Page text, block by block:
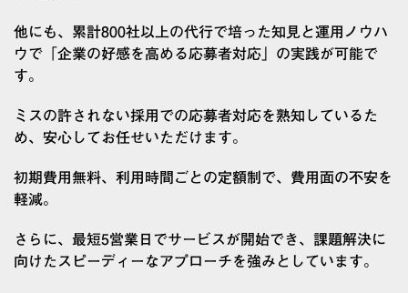
他にも、累計800社以上の代行で培った知見と運用ノウハ
ウで「企業の好感を高める応募者対応」の実践が可能で
す。
ミスの許されない採用での応募者対応を熟知しているた
め、安心してお任せいただけます。
初期費用無料、利用時間ごとの定額制で、費用面の不安を
軽減。
さらに、最短5営業日でサービスが開始でき、課題解決に
向けたスピーディーなアプローチを強みとしています。